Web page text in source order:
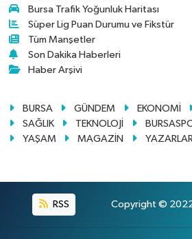
Bursa Trafik Yoğunluk Haritası
Süper Lig Puan Durumu ve Fikstür
Tüm Manşetler
Son Dakika Haberleri
Haber Arşivi
BURSA GÜNDEM EKONOMİ
SAĞLIK
TEKNOLOJİ
YAŞAM
MAGAZİN YAZARLAR
RSS Copyright © 2022.